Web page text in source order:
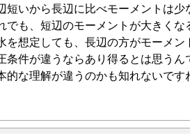
短いから長辺に比べモーメントは少
でも、短辺のモーメントが大きくな
を想定しても、長辺の方がモーメン
条件が違うならあり得るとは思うん
的な理解が違うのかも知れないです